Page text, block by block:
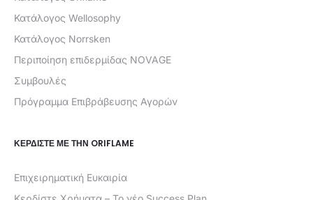
Κατάλογος Wellosophy
Κατάλογος Norrsken
Περιποίηση επιδερμίδας NOVAGE
Συμβουλές
Πρόγραμμα Επιβράβευσης Αγορών
ΚΕΡΔΊΣΤΕ ΜΕ ΤΗΝ ORIFLAME
Επιχειρηματική Ευκαιρία